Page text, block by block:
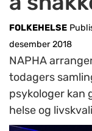
FOLKEHELSE
desember 2018
NAPHA
todagers
psykologer kan
helse og